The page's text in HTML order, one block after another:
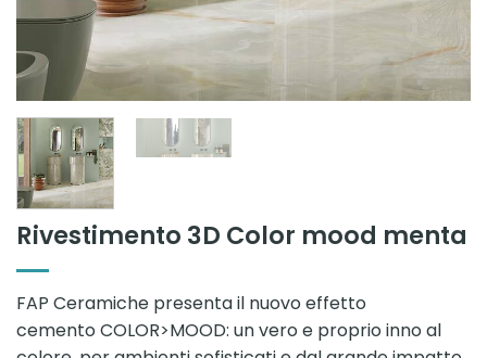
Rivestimento 3D Color mood menta
FAP Ceramiche presenta il nuovo effetto
cemento COLOR>MOOD: un vero e proprio inno al